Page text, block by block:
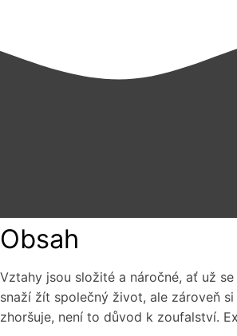
Obsah
Vztahy jsou složité a náročné, ať už
snaží žít společný život, ale zároveň
zhoršuje, není to důvod k zoufalství.